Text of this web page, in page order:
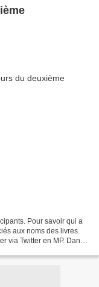
Pour savoir qui a
aux noms des livres.
via Twitter en MP. Dans